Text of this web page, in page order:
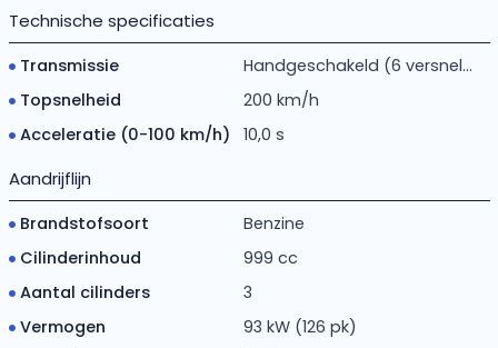
Technische specificaties
Transmissie
Handgeschakeld (6 versnel...
Topsnelheid
200 km/h
Acceleratie (0-100 km/h)
10,0 s
Aandrijflijn
Brandstofsoort
Benzine
Cilinderinhoud
999 cc
Aantal cilinders
3
Vermogen
93 kW (126 pk)